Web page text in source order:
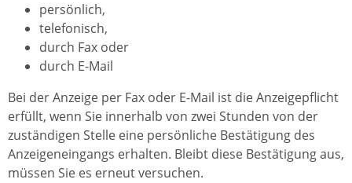
persönlich,
telefonisch,
durch Fax oder
durch E-Mail
Bei der Anzeige per Fax oder E-Mail ist die Anzeigepflicht
erfüllt, wenn Sie innerhalb von zwei Stunden von der
zuständigen Stelle eine persönliche Bestätigung des
Anzeigeneingangs erhalten. Bleibt diese Bestätigung aus,
müssen Sie es erneut versuchen.